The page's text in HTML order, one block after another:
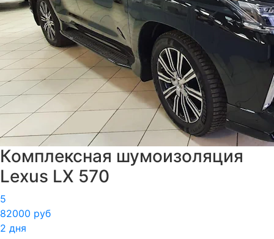
Комплексная шумоизоляция
Lexus LX 570
5
82000 руб
2 дня